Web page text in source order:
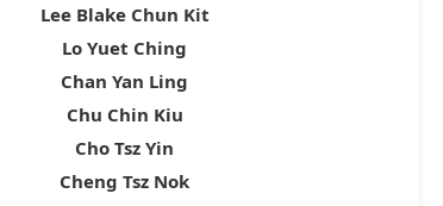
Lee Blake Chun Kit
Lo Yuet Ching
Chan Yan Ling
Chu Chin Kiu
Cho Tsz Yin
Cheng Tsz Nok